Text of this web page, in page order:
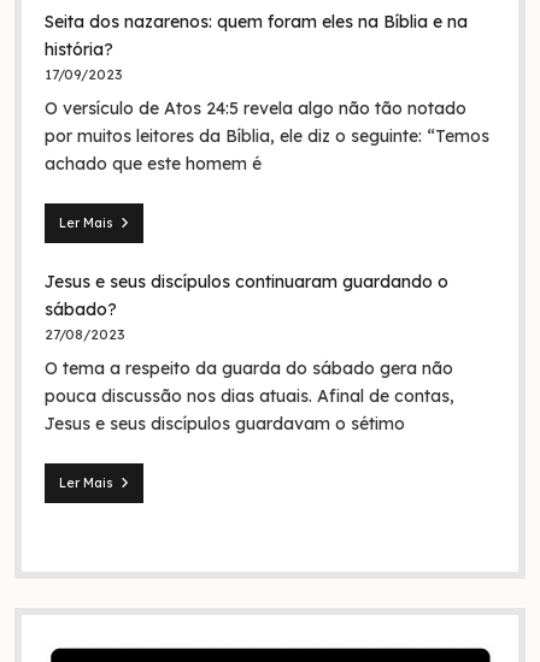
O
batismo
de
era
em
nome
Seita dos nazarenos: quem foram eles na Bíblia e na
história?
17/09/2023
O versículo de Atos 24:5 revela algo não tão notado
por muitos leitores da Bíblia, ele diz o seguinte: “Temos
achado que este homem é
Ler Mais
Seita
nazarenos:
quem
foram
na
Bíblia
Jesus e seus discípulos continuaram guardando o
sábado?
27/08/2023
O tema a respeito da guarda do sábado gera não
pouca discussão nos dias atuais. Afinal de contas,
Jesus e seus discípulos guardavam o sétimo
Ler Mais
Jesus
sábado?